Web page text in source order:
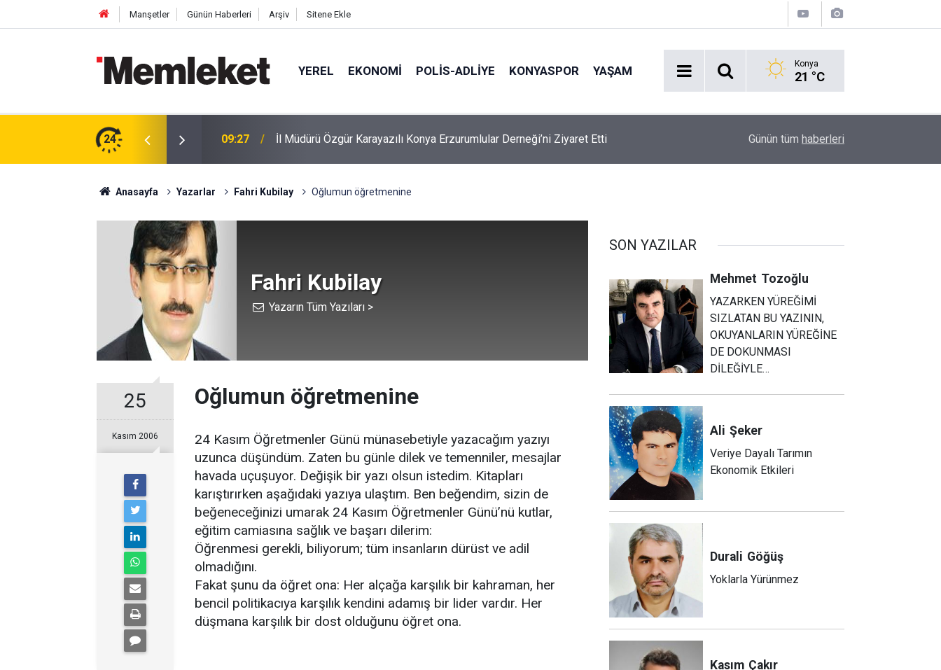
Manşetler Günün Haberleri Arşiv Sitene Ekle
YEREL EKONOMI POLİS-ADLİYE KONYASPOR YAŞAM Konya
21 °C
24
09:11
Benzine ve Motorine Dev Zam Alarmı! Günün tüm haberleri
Anasayfa Yazarlar Fahri Kubilay Oğlumun öğretmenine
Fahri Kubilay
Yazarın Tüm Yazıları >
25
Kasım 2006
Oğlumun öğretmenine
24 Kasım Öğretmenler Günü münasebetiyle yazacağım yazıyı
uzunca düşündüm. Zaten bu günle dilek ve temenniler, mesajlar
havada uçuşuyor. Değişik bir yazı olsun istedim. Kitapları
karıştırırken aşağıdaki yazıya ulaştım. Ben beğendim, sizin de
beğeneceğinizi umarak 24 Kasım Öğretmenler Günü’nü kutlar,
eğitim camiasına sağlık ve başarı dilerim:
Öğrenmesi gerekli, biliyorum; tüm insanların dürüst ve adil
olmadığını.
Fakat şunu da öğret ona: Her alçağa karşılık bir kahraman, her
bencil politikacıya karşılık kendini adamış bir lider vardır. Her
düşmana karşılık bir dost olduğunu öğret ona.
SON YAZILAR
Mehmet Tozoğlu
YAZARKEN YÜREĞİMİ
SIZLATAN BU YAZININ,
OKUYANLARIN YÜREĞİNE
DE DOKUNMASI
DİLEĞİYLE…
Ali Şeker
Veriye Dayalı Tarımın
Ekonomik Etkileri
Durali Göğüş
Yoklarla Yürünmez
Kasım Çakır